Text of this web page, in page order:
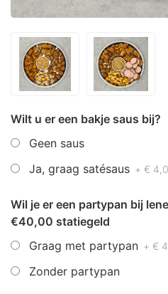
Wilt u er een bakje saus bij?
Geen saus
Ja, graag satésaus + €
Wil je er een partypan bij
€40,00 statiegeld
Graag met partypan + €
Zonder partypan